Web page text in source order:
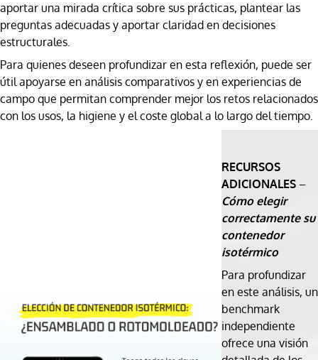
aportar una mirada crítica sobre sus prácticas, plantear las
preguntas adecuadas y aportar claridad en decisiones
estructurales.
Para quienes deseen profundizar en esta reflexión, puede ser
útil apoyarse en análisis comparativos y en experiencias de
campo que permitan comprender mejor los retos relacionados
con los usos, la higiene y el coste global a lo largo del tiempo.
RECURSOS
ADICIONALES–
Cómo elegir
correctamente su
contenedor
isotérmico
Para profundizar
en este análisis, un
benchmark
independiente
ofrece una visión